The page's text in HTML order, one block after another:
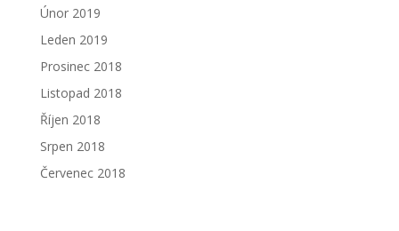
Únor 2019
Leden 2019
Prosinec 2018
Listopad 2018
Říjen 2018
Srpen 2018
Červenec 2018